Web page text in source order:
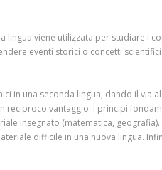
lingua viene utilizzata per studiare i
eventi storici o concetti scientifici
in una seconda lingua, dando il via
reciproco vantaggio. I principi
insegnato (matematica,
difficile in una nuova lingua.